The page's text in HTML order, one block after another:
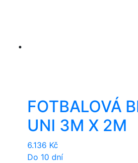
FOTBALOVÁ
UNI 3M X 2M
6.136 Kč
Do 10 dní